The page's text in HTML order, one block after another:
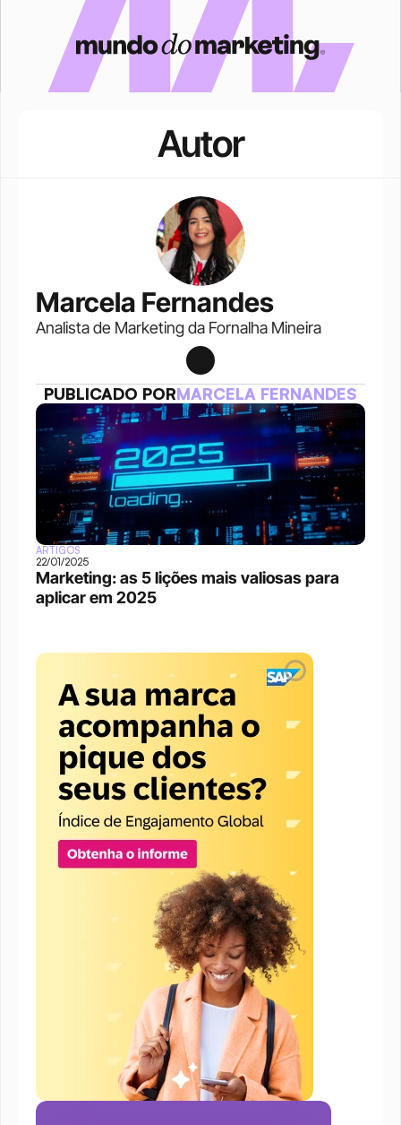
Autor
Marcela Fernandes
Analista de Marketing da Fornalha Mineira
PUBLICADO PORMARCELA FERNANDES
ARTIGOS
22/01/2025
Marketing: as 5 lições mais valiosas para
aplicar em 2025